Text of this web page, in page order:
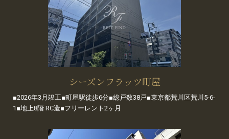
シーズンフラッツ町屋
■2026年3月竣工■町屋駅徒歩6分■総戸数38戸■東京都荒川区荒川5-6-
1■地上8階 RC造■フリーレント2ヶ月